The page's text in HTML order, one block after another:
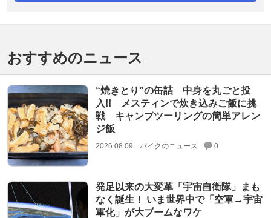
おすすめのニュース
“焼きとり”の缶詰 中身を丸ごと投
入!! メスティンで炊き込みご飯に挑
戦 キャンプツーリングの簡単アレン
ジ飯
2026.08.09 バイクのニュース 0
発足以来の大変革「宇宙自衛隊」まも
なく誕生！ いま世界中で「空軍→宇宙
軍化」が大ブームなワケ